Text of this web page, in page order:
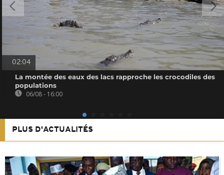
02:04
La montée des eaux des lacs rapproche les crocodiles des
populations
06/08 - 16:00
PLUS D'ACTUALITÉS